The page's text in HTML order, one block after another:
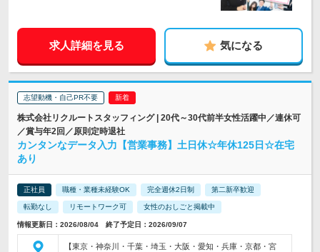
求人詳細を見る 気になる
志望動機・自己PR不要
株式会社リクルートスタッフィング | 20代～30代前半女性活躍中／連休可
／賞与年2回／原則定時退社
カンタンなデータ入力【営業事務】土日休☆年休125日☆在宅
あり
正社員 職種・業種未経験OK 完全週休2日制 第二新卒歓迎
転勤なし リモートワーク可 女性のおしごと掲載中
情報更新日：2026/08/04 終了予定日：2026/09/07
【東京・神奈川・千葉・埼玉・大阪・愛知・兵庫・京都・宮